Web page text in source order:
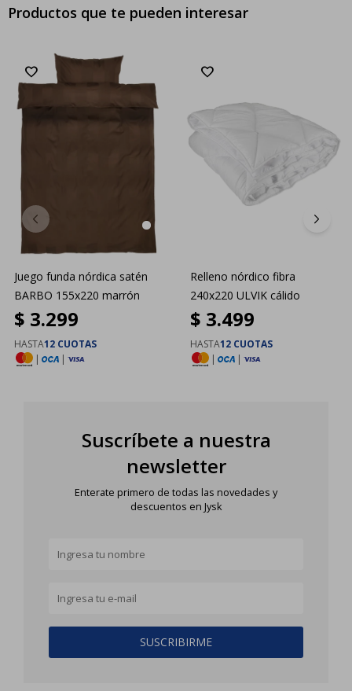
Productos que te pueden interesar
Juego funda nórdica satén
BARBO 155x220 marrón
$ 3.299
HASTA12 CUOTAS
|
|
Relleno nórdico fibra
240x220 ULVIK cálido
$ 3.499
HASTA12 CUOTAS
|
|
Suscríbete a nuestra
newsletter
Enterate primero de todas las novedades y
descuentos en Jysk
SUSCRIBIRME